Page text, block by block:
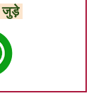
जुड़े